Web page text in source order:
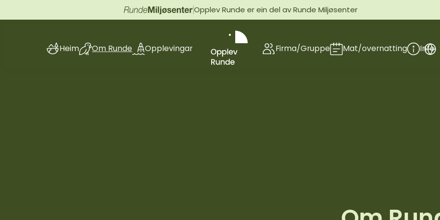
Opplev Runde er ein del av Runde Miljøsenter
Heim Om Runde Opplevingar Firma/Gruppe Mat/overnatting Info